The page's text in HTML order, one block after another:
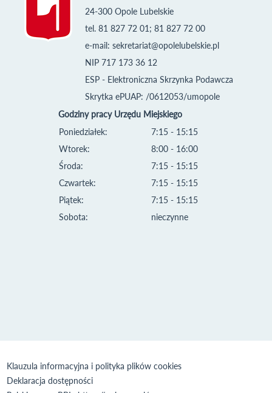
24-300 Opole Lubelskie
tel. 81 827 72 01; 81 827 72 00
e-mail: sekretariat@opolelubelskie.pl
NIP 717 173 36 12
ESP - Elektroniczna Skrzynka Podawcza
Skrytka ePUAP: /0612053/umopole
Godziny pracy Urzędu Miejskiego
Poniedziałek:
Wtorek:
Środa:
Czwartek:
Piątek:
Sobota:
7:15 - 15:15
8:00 - 16:00
7:15 - 15:15
7:15 - 15:15
7:15 - 15:15
nieczynne
Klauzula informacyjna i polityka plików cookies
Deklaracja dostępności